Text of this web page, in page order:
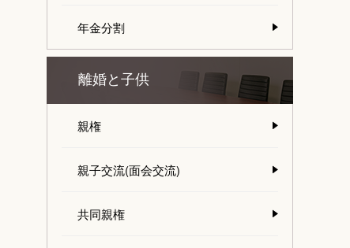
年金分割
離婚と子供
親権
親子交流(面会交流)
共同親権